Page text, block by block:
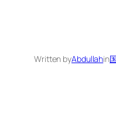
Written byAbdullahin